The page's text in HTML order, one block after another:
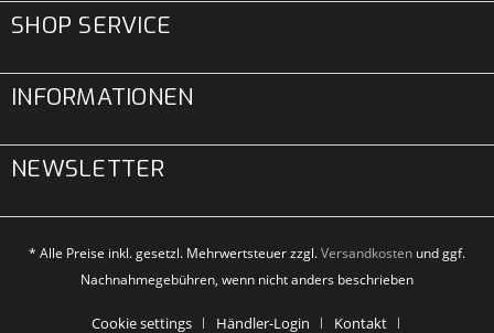
SHOP SERVICE
INFORMATIONEN
NEWSLETTER
* Alle Preise inkl. gesetzl. Mehrwertsteuer zzgl.Versandkosten und ggf.
Nachnahmegebühren, wenn nicht anders beschrieben
Cookie settings Händler-Login Kontakt